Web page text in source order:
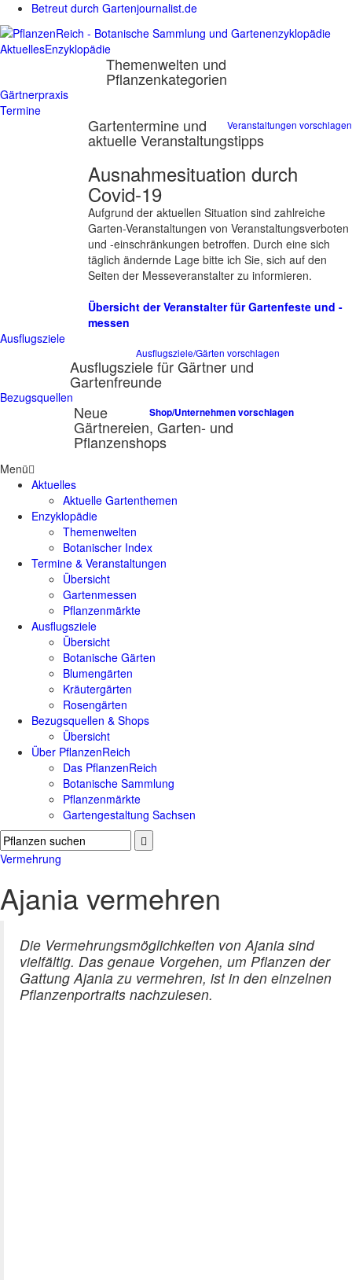
Betreut durch Gartenjournalist.de
AktuellesEnzyklopädie
Themenwelten und
Pflanzenkategorien
Gärtnerpraxis
Termine
Veranstaltungen vorschlagen
Gartentermine und
aktuelle Veranstaltungstipps
Ausnahmesituation durch
Covid-19
Aufgrund der aktuellen Situation sind zahlreiche
Garten-Veranstaltungen von Veranstaltungsverboten
und -einschränkungen betroffen. Durch eine sich
täglich ändernde Lage bitte ich Sie, sich auf den
Seiten der Messeveranstalter zu informieren.
Übersicht der Veranstalter für Gartenfeste und -
messen
Ausflugsziele
Ausflugsziele/Gärten vorschlagen
Ausflugsziele für Gärtner und
Gartenfreunde
Bezugsquellen
Shop/Unternehmen vorschlagen
Neue
Gärtnereien, Garten- und
Pflanzenshops
Menü
Aktuelles
Aktuelle Gartenthemen
Enzyklopädie
Themenwelten
Botanischer Index
Termine & Veranstaltungen
Übersicht
Gartenmessen
Pflanzenmärkte
Ausflugsziele
Übersicht
Botanische Gärten
Blumengärten
Kräutergärten
Rosengärten
Bezugsquellen & Shops
Übersicht
Über PflanzenReich
Das PflanzenReich
Botanische Sammlung
Pflanzenmärkte
Gartengestaltung Sachsen
Vermehrung
Ajania vermehren
Die Vermehrungsmöglichkeiten von Ajania sind
vielfältig. Das genaue Vorgehen, um Pflanzen der
Gattung Ajania zu vermehren, ist in den einzelnen
Pflanzenportraits nachzulesen.